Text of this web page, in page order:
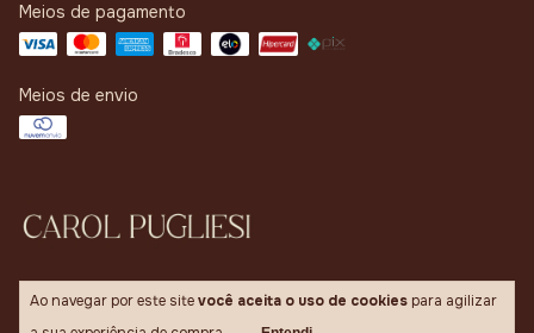
Ao navegar por este sitevocê aceita o uso de cookies para agilizar
Meios de pagamento
Meios de envio
Copyright Carol Pugliesi - 41866657000113 - 2026. Todos os direitos